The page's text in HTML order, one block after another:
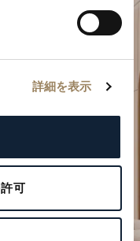
詳細を表示
可
画する
でご覧ください。